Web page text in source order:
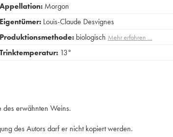
Appellation: Morgon
Eigentümer: Louis-Claude Desvignes
Produktionsmethode: biologisch Mehr erfahren …
Trinktemperatur: 13°
des erwähnten Weins.
des Autors darf er nicht kopiert werden.